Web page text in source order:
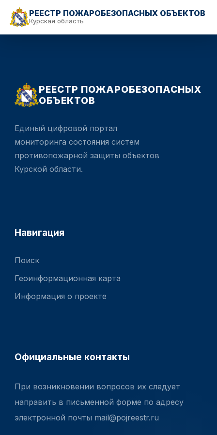
РЕЕСТР ПОЖАРОБЕЗОПАСНЫХ ОБЪЕКТОВ
Курская область
РЕЕСТР ПОЖАРОБЕЗОПАСНЫХ
ОБЪЕКТОВ
Единый цифровой портал
мониторинга состояния систем
противопожарной защиты объектов
Курской области.
Навигация
Поиск
Геоинформационная карта
Информация о проекте
Официальные контакты
При возникновении вопросов их следует
направить в письменной форме по адресу
электронной почты mail@pojreestr.ru